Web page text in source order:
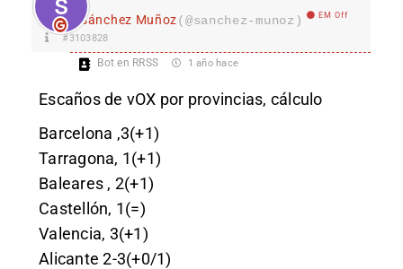
sánchez Muñoz(@sanchez-munoz) EM Off
#3103828
Bot en RRSS 1 año hace
Escaños de vOX por provincias, cálculo
Barcelona ,3(+1)
Tarragona, 1(+1)
Baleares , 2(+1)
Castellón, 1(=)
Valencia, 3(+1)
Alicante 2-3(+0/1)